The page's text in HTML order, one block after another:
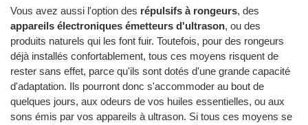
Vous avez aussi l'option des répulsifs à rongeurs, des
appareils électroniques émetteurs d'ultrason, ou des
produits naturels qui les font fuir. Toutefois, pour des rongeurs
déjà installés confortablement, tous ces moyens risquent de
rester sans effet, parce qu'ils sont dotés d'une grande capacité
d'adaptation. Ils pourront donc s'accommoder au bout de
quelques jours, aux odeurs de vos huiles essentielles, ou aux
sons émis par vos appareils à ultrason. Si tous ces moyens se